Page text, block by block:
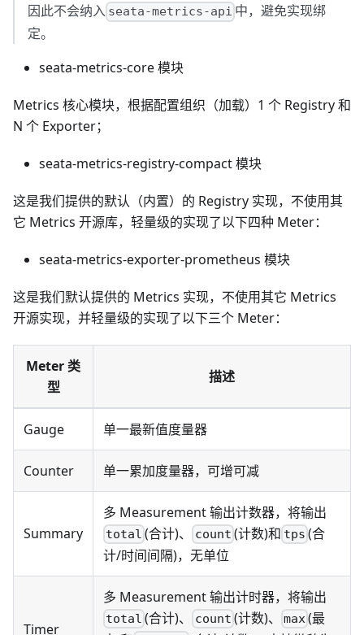
因此不会纳入 seata-metrics-api 中，避免实现绑
定。
seata-metrics-core 模块
Metrics 核心模块，根据配置组织（加载）1 个 Registry 和
N 个 Exporter；
seata-metrics-registry-compact 模块
这是我们提供的默认（内置）的 Registry 实现，不使用其
它 Metrics 开源库，轻量级的实现了以下四种 Meter：
seata-metrics-exporter-prometheus 模块
这是我们默认提供的 Metrics 实现，不使用其它 Metrics
开源实现，并轻量级的实现了以下三个 Meter：
Meter 类
型
描述
Gauge 单一最新值度量器
Counter 单一累加度量器，可增可减
Summary
多 Measurement 输出计数器，将输出
total (合计)、 count (计数)和 tps (合
计/时间间隔)，无单位
Timer
多 Measurement 输出计时器，将输出
total (合计)、 count (计数)、 max(最